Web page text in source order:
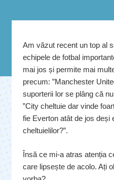
Am văzut recent un top al
echipele de fotbal
mai jos și permite mai
precum: ”Manchester
suporterii lor se plâng că
”City cheltuie dar vinde
fie Everton atât de jos deși
cheltuielilor?”.
Însă ce mi-a atras atenția
care lipsește de acolo. Ați